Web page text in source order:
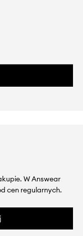
W Answear
cen regularnych.